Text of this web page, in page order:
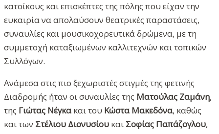
κατοίκους και επισκέπτες της πόλης που είχαν την
ευκαιρία να απολαύσουν θεατρικές παραστάσεις,
συναυλίες και μουσικοχορευτικά δρώμενα, με τη
συμμετοχή καταξιωμένων καλλιτεχνών και τοπικών
Συλλόγων.
Ανάμεσα στις πιο ξεχωριστές στιγμές της φετινής
Διαδρομής ήταν οι συναυλίες της Ματούλας Ζαμάνη,
της Γιώτας Νέγκα και του Κώστα Μακεδόνα, καθώς
και των Στέλιου Διονυσίου και Σοφίας Παπάζογλου,